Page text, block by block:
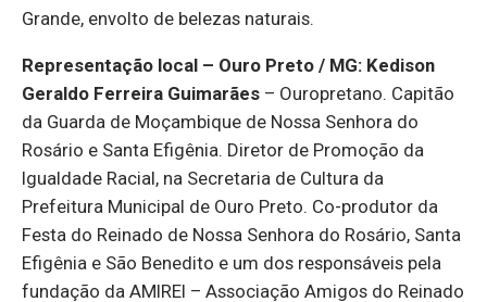
Grande, envolto de belezas naturais.
Representação local – Ouro Preto / MG: Kedison
Geraldo Ferreira Guimarães – Ouropretano. Capitão
da Guarda de Moçambique de Nossa Senhora do
Rosário e Santa Efigênia. Diretor de Promoção da
Igualdade Racial, na Secretaria de Cultura da
Prefeitura Municipal de Ouro Preto. Co-produtor da
Festa do Reinado de Nossa Senhora do Rosário, Santa
Efigênia e São Benedito e um dos responsáveis pela
fundação da AMIREI – Associação Amigos do Reinado